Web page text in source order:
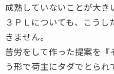
成熟していないことが大き
３ＰＬについても、こう
きません。
苦労をして作った提案を『
う形で荷主にタダでとられ